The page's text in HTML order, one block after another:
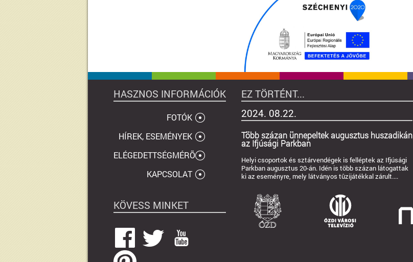
HASZNOS INFORMÁCIÓK EZ TÖRTÉNT...
FOTÓK
HÍREK, ESEMÉNYEK
ELÉGEDETTSÉGMÉRÕ
KAPCSOLAT
KÖVESS MINKET
2024. 08.22.
Több százan ünnepeltek augusztus huszadikán
az Ifjúsági Parkban
Helyi csoportok és sztárvendégek is felléptek az Ifjúsági
Parkban augusztus 20-án. Idén is több százan látogattak
ki az eseményre, mely látványos tûzijátékkal zárult....